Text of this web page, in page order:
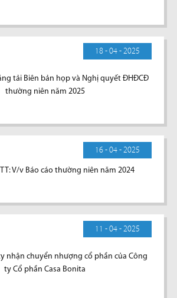
18 - 04 - 2025
tải Biên bản họp và Nghị quyết ĐHĐCĐ
thường niên năm 2025
16 - 04 - 2025
V/v Báo cáo thường niên năm 2024
11 - 04 - 2025
nhận chuyển nhượng cổ phần của Công
ty Cổ phần Casa Bonita